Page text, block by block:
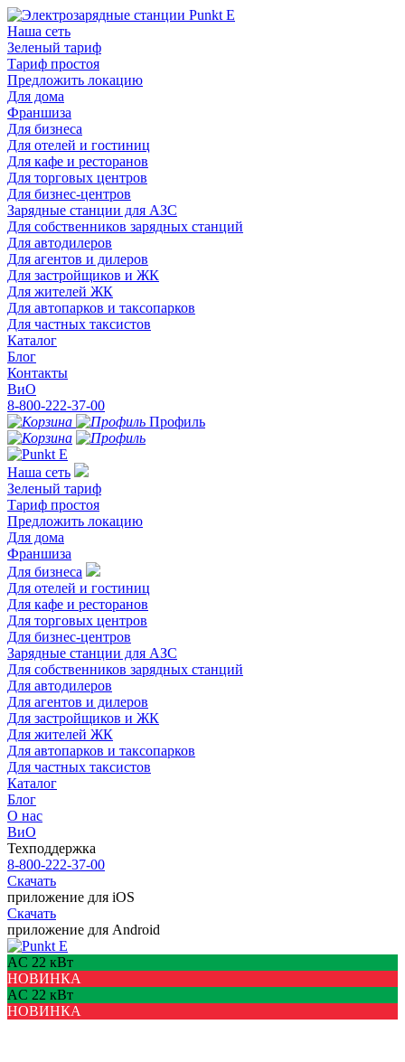
Наша сеть
Зеленый тариф
Тариф простоя
Предложить локацию
Для дома
Франшиза
Для бизнеса
Для отелей и гостиниц
Для кафе и ресторанов
Для торговых центров
Для бизнес-центров
Зарядные станции для АЗС
Для собственников зарядных станций
Для автодилеров
Для агентов и дилеров
Для застройщиков и ЖК
Для жителей ЖК
Для автопарков и таксопарков
Для частных таксистов
Каталог
Блог
Контакты
ВиО
8-800-222-37-00
Профиль
Наша сеть
Зеленый тариф
Тариф простоя
Предложить локацию
Для дома
Франшиза
Для бизнеса
Для отелей и гостиниц
Для кафе и ресторанов
Для торговых центров
Для бизнес-центров
Зарядные станции для АЗС
Для собственников зарядных станций
Для автодилеров
Для агентов и дилеров
Для застройщиков и ЖК
Для жителей ЖК
Для автопарков и таксопарков
Для частных таксистов
Каталог
Блог
О нас
ВиО
Техподдержка
8-800-222-37-00
Скачать
приложение для iOS
Скачать
приложение для Android
AC 22 кВт
НОВИНКА
AC 22 кВт
НОВИНКА